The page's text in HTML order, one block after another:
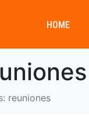
HOME
reuniones